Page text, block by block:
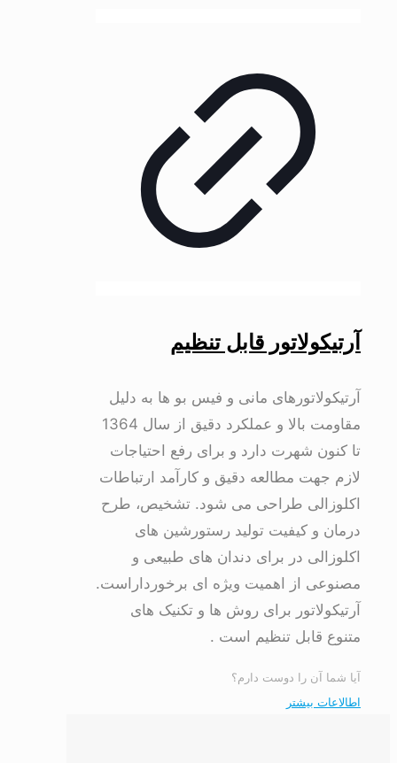
آرتیکولاتور قابل تنظیم
آرتیکولاتورهای مانی و فیس بو ها به دلیل
مقاومت بالا و عملکرد دقیق از سال 1364
تا کنون شهرت دارد و برای رفع احتیاجات
لازم جهت مطالعه دقیق و کارآمد ارتباطات
اکلوزالی طراحی می شود. تشخیص، طرح
درمان و کیفیت تولید رستورشین های
اکلوزالی در برای دندان های طبیعی و
مصنوعی از اهمیت ویژه ای برخورداراست.
آرتیکولاتور برای روش ها و تکنیک های
متنوع قابل تنظیم است .
آیا شما آن را دوست دارم؟
اطالاعات بیشتر